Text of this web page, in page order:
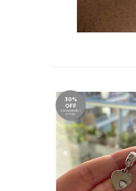
30%
OFF
comprando 1
o más